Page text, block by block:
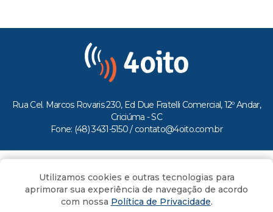
Rua Cel. Marcos Rovaris 230, Ed Due Fratelli Comercial, 12º Andar,
Criciúma - SC
Fone: (48) 3431-5150 / contato@4oito.com.br
Todos os direitos reservados ao Portal 4oito
Utilizamos cookies e outras tecnologias para
aprimorar sua experiência de navegação de acordo
com nossa Política de Privacidade.